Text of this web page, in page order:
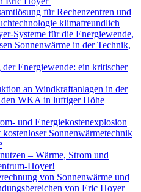
für Rechenzentren und
klimafreundlich
Systeme für die Energiewende,
Sonnenwärme in der Technik,
Energiewende: ein kritischer
an Windkraftanlagen in der
den WKA in luftiger Höhe
und Energiekostenexplosion
Sonnenwärmetechnik
– Wärme, Strom und
Hoyer!
von Sonnenwärme und
von Eric Hoyer